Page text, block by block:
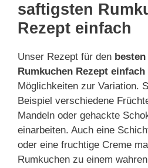
saftigsten
Rezept einfach
Unser Rezept für den
Rumkuchen Rezept einfach
Möglichkeiten zur Variation.
Beispiel verschiedene
Mandeln oder gehackte
einarbeiten. Auch eine
oder eine fruchtige Creme
Rumkuchen zu einem